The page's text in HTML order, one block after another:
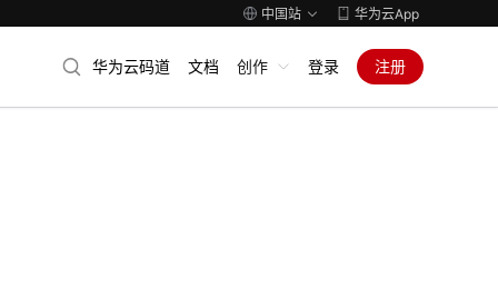
中国站 华为云App
华为云码道 文档 创作 登录 注册